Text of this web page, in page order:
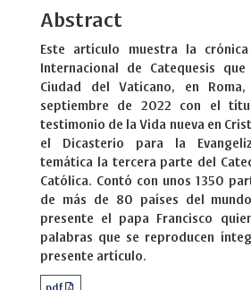
Abstract
Este artículo muestra la
Internacional de Catequesis
Ciudad del Vaticano, en
septiembre de 2022 con el
testimonio de la Vida nueva en
el Dicasterio para la
temática la tercera parte del
Católica. Contó con unos 1350
de más de 80 países del
presente el papa Francisco
palabras que se reproducen
presente artículo.